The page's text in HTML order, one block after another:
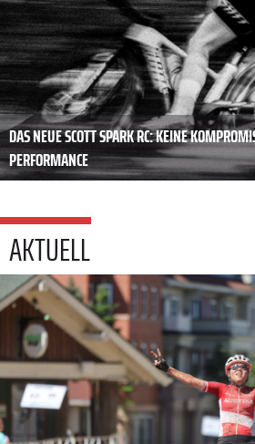
DAS NEUE SCOTT SPARK RC: KEINE
PERFORMANCE
AKTUELL